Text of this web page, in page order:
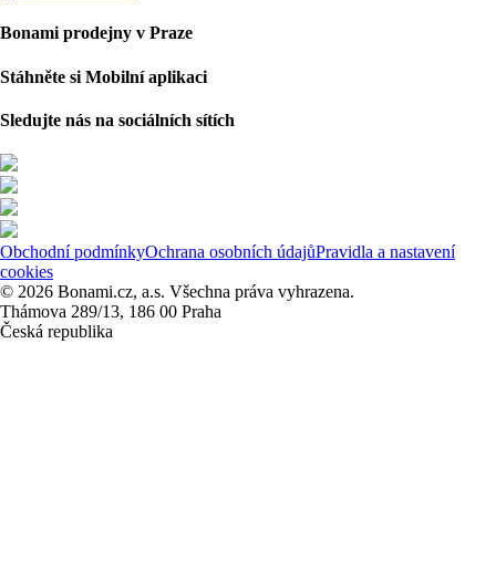
Bonami prodejny v Praze
Stáhněte si Mobilní aplikaci
Sledujte nás na sociálních sítích
Obchodní podmínkyOchrana osobních údajůPravidla a nastavení
cookies
© 2026 Bonami.cz, a.s. Všechna práva vyhrazena.
Thámova 289/13, 186 00 Praha
Česká republika